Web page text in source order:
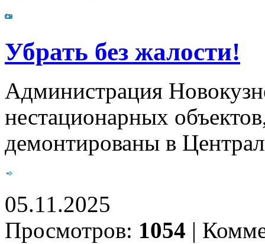
Убрать без жалости!
Администрация
нестационарных
демонтированы в
05.11.2025
Просмотров: 1054 |